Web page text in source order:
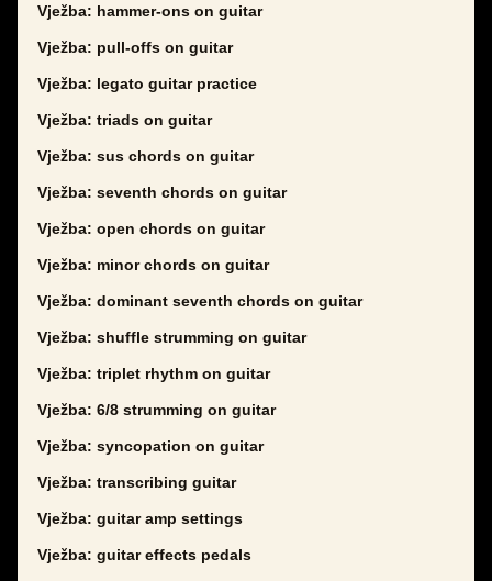
Vježba: hammer-ons on guitar
Vježba: pull-offs on guitar
Vježba: legato guitar practice
Vježba: triads on guitar
Vježba: sus chords on guitar
Vježba: seventh chords on guitar
Vježba: open chords on guitar
Vježba: minor chords on guitar
Vježba: dominant seventh chords on guitar
Vježba: shuffle strumming on guitar
Vježba: triplet rhythm on guitar
Vježba: 6/8 strumming on guitar
Vježba: syncopation on guitar
Vježba: transcribing guitar
Vježba: guitar amp settings
Vježba: guitar effects pedals